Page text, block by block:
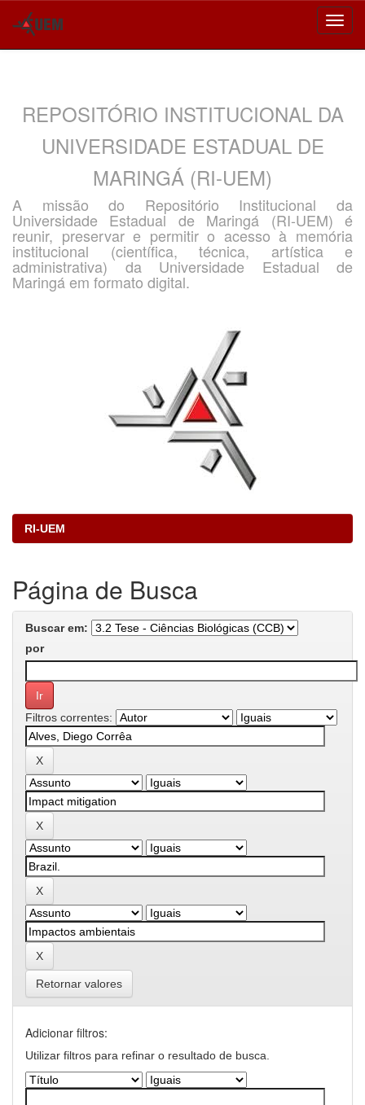
REPOSITÓRIO INSTITUCIONAL DA
UNIVERSIDADE ESTADUAL DE
MARINGÁ (RI-UEM)
A missão do Repositório Institucional da
Universidade Estadual de Maringá (RI-UEM) é
reunir, preservar e permitir o acesso à memória
institucional (científica, técnica, artística e
administrativa) da Universidade Estadual de
Maringá em formato digital.
RI-UEM
Página de Busca
Buscar em:
por
Filtros correntes:
Retornar valores
Adicionar filtros:
Utilizar filtros para refinar o resultado de busca.